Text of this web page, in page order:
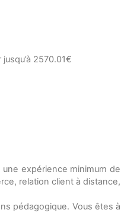
2570.01€
expérience minimum de
relation client à distance,
pédagogique. Vous êtes à